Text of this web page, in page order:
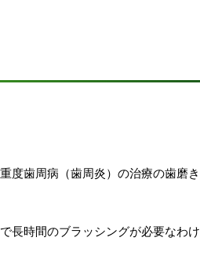
度歯周病（歯周炎）の治療の歯磨き
長時間のブラッシングが必要なわけ